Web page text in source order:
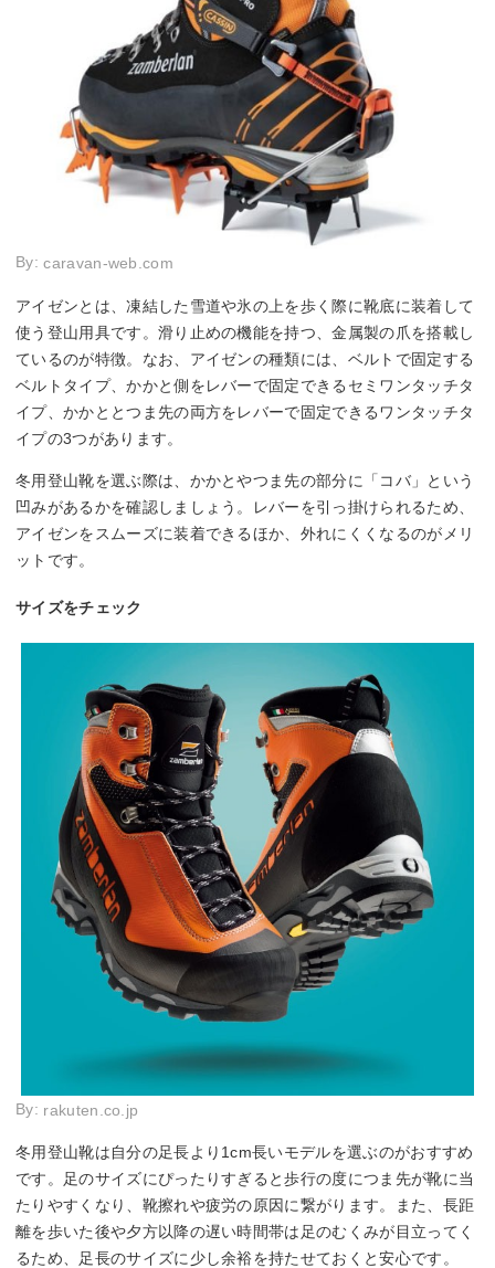
By:caravan-web.com
アイゼンとは、凍結した雪道や氷の上を歩く際に靴底に装着して
使う登山用具です。滑り止めの機能を持つ、金属製の爪を搭載し
ているのが特徴。なお、アイゼンの種類には、ベルトで固定する
ベルトタイプ、かかと側をレバーで固定できるセミワンタッチタ
イプ、かかととつま先の両方をレバーで固定できるワンタッチタ
イプの3つがあります。
冬用登山靴を選ぶ際は、かかとやつま先の部分に「コバ」という
凹みがあるかを確認しましょう。レバーを引っ掛けられるため、
アイゼンをスムーズに装着できるほか、外れにくくなるのがメリ
ットです。
サイズをチェック
By: rakuten.co.jp
冬用登山靴は自分の足長より1cm長いモデルを選ぶのがおすすめ
です。足のサイズにぴったりすぎると歩行の度につま先が靴に当
たりやすくなり、靴擦れや疲労の原因に繋がります。また、長距
離を歩いた後や夕方以降の遅い時間帯は足のむくみが目立ってく
るため、足長のサイズに少し余裕を持たせておくと安心です。